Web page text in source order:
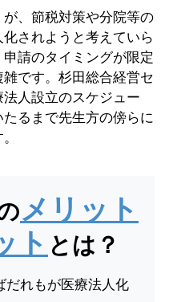
、節税対策や分院等の
されようと考えていら
請のタイミングが限定
です。杉田総合経営セ
人設立のスケジュー
るまで先生方の傍らに
メリット
ト とは？
だれもが医療法人化